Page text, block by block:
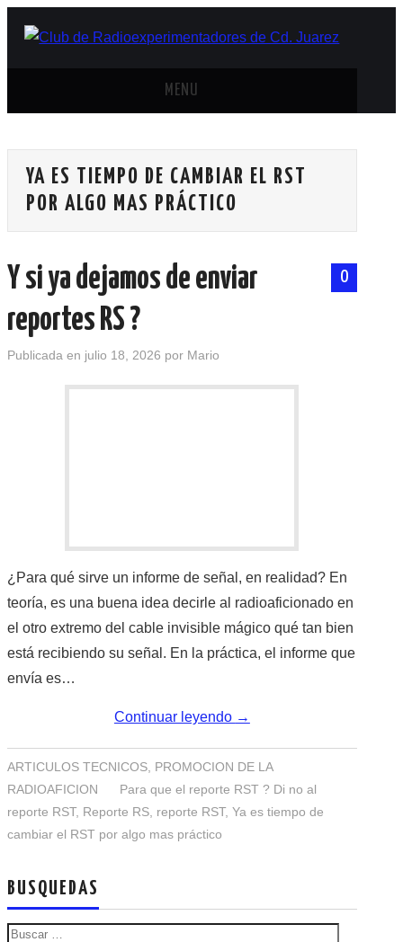
MENU
ANTENAS Y ACCESORIOS
BANDA CIVIL
CONTACTO
HISTORIA DE LA RADIO
MIEMBROS ORIGINALES
MODOS DIGITALES
NUESTRAS ACTIVIDADES !
RADIOAFICIONADOS EN MEXICO
PROPAGACIÓN
YA ES TIEMPO DE CAMBIAR EL RST
POR ALGO MAS PRÁCTICO
0
Y si ya dejamos de enviar
reportes RS ?
Publicada en julio 18, 2026 por Mario
¿Para qué sirve un informe de señal, en realidad? En
teoría, es una buena idea decirle al radioaficionado en
el otro extremo del cable invisible mágico qué tan bien
está recibiendo su señal. En la práctica, el informe que
envía es…
Continuar leyendo →
ARTICULOS TECNICOS PROMOCION DE LA
RADIOAFICION
Para que el reporte RST ? Di no al
reporte RST, Reporte RS reporte RST, Ya es tiempo de
cambiar el RST por algo mas práctico
BUSQUEDAS